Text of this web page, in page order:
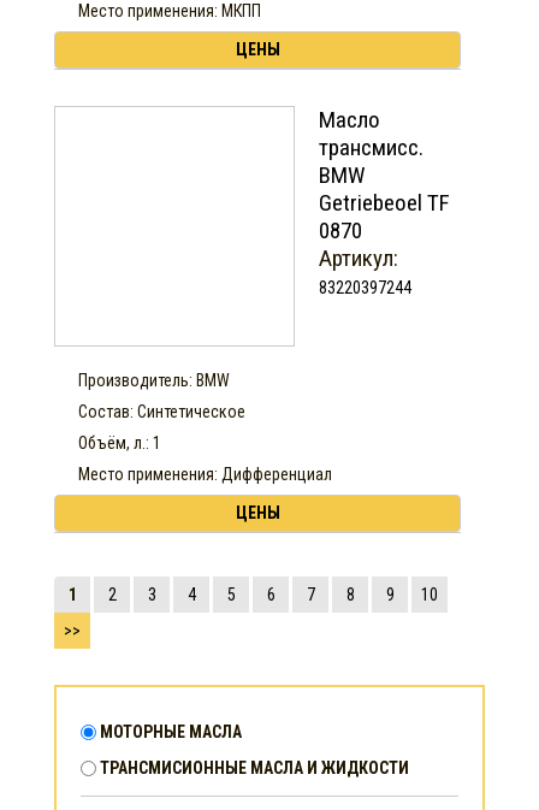
Место применения: МКПП
ЦЕНЫ
Масло
трансмисс.
BMW
Getriebeoel TF
0870
Артикул:
83220397244
Производитель: BMW
Состав: Синтетическое
Объём, л.: 1
Место применения: Дифференциал
ЦЕНЫ
1 2 3 4 5 6 7 8 9
10
>>
МОТОРНЫЕ МАСЛА
ТРАНСМИСИОННЫЕ МАСЛА И ЖИДКОСТИ